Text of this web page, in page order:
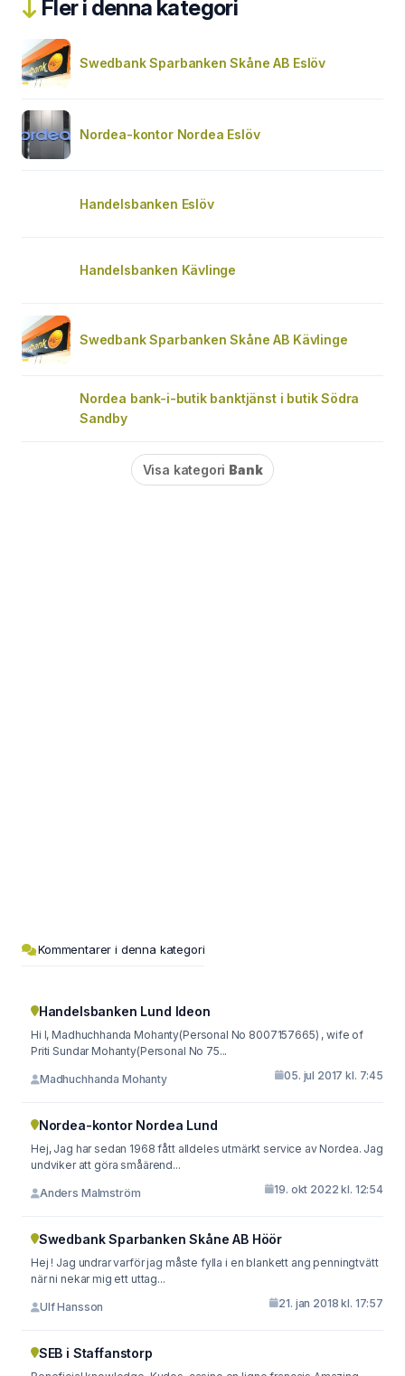
Fler i denna kategori
Swedbank Sparbanken Skåne AB Eslöv
Nordea-kontor Nordea Eslöv
Handelsbanken Eslöv
Handelsbanken Kävlinge
Swedbank Sparbanken Skåne AB Kävlinge
Nordea bank-i-butik banktjänst i butik Södra
Sandby
Visa kategori Bank
Kommentarer i denna kategori
Handelsbanken Lund Ideon
Hi I, Madhuchhanda Mohanty(Personal No 8007157665) , wife of
Priti Sundar Mohanty(Personal No 75...
Madhuchhanda Mohanty 05. jul 2017 kl. 7:45
Nordea-kontor Nordea Lund
Hej, Jag har sedan 1968 fått alldeles utmärkt service av Nordea. Jag
undviker att göra småärend...
Anders Malmström 19. okt 2022 kl. 12:54
Swedbank Sparbanken Skåne AB Höör
Hej ! Jag undrar varför jag måste fylla i en blankett ang penningtvätt
när ni nekar mig ett uttag...
Ulf Hansson 21. jan 2018 kl. 17:57
SEB i Staffanstorp